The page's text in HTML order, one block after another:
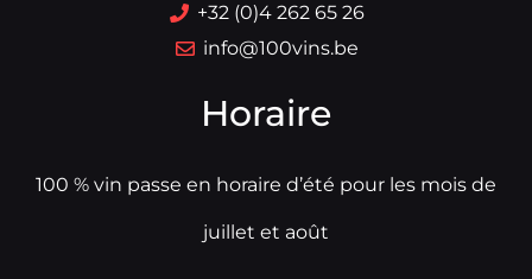
+32 (0)4 262 65 26
info@100vins.be
Horaire
100 % vin passe en horaire d’été pour les mois de
juillet et août